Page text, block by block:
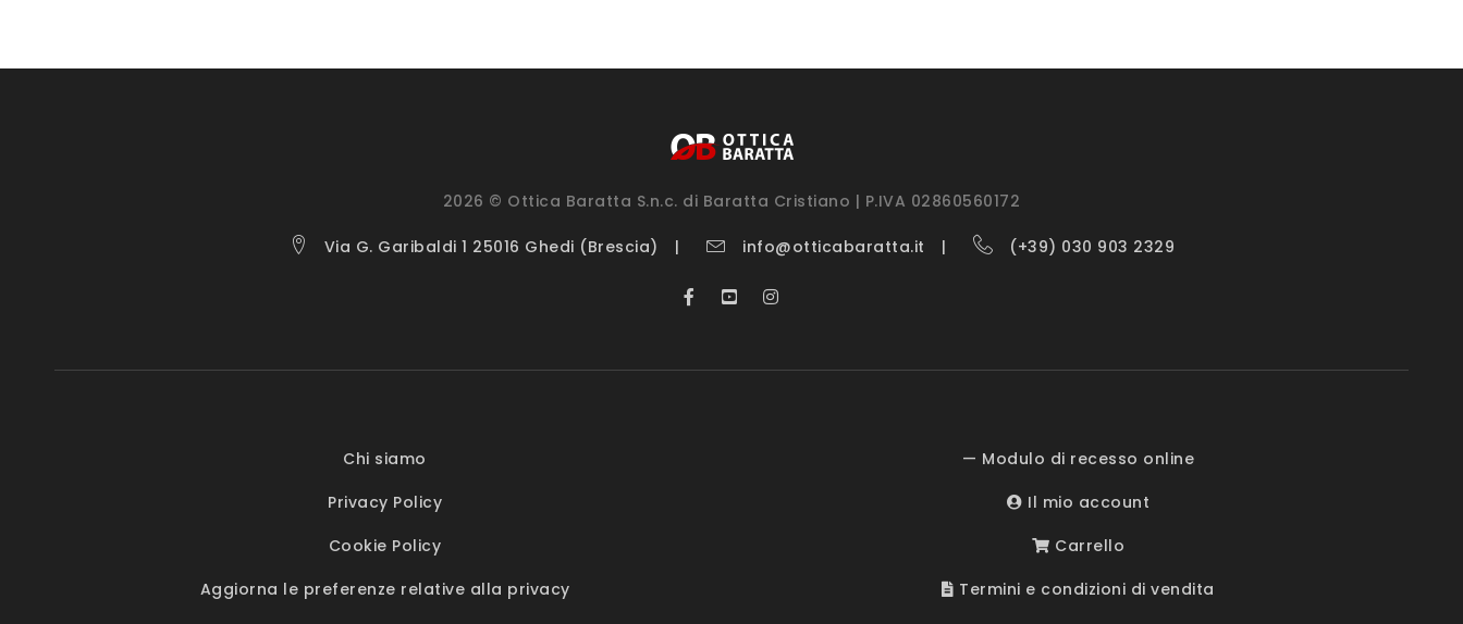
2026 © Ottica Baratta S.n.c. di Baratta Cristiano | P.IVA 02860560172
Via G. Garibaldi 1 25016 Ghedi (Brescia) info@otticabaratta.it (+39) 030 903 2329
Chi siamo
Privacy Policy
Cookie Policy
Aggiorna le preferenze relative alla privacy
— Modulo di recesso online
Il mio account
Carrello
Termini e condizioni di vendita